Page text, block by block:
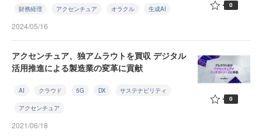
財務経理 アクセンチュア オラクル 生成AI
2024/05/16
0
アクセンチュア、独アムラウトを買収 デジタル
活用推進による製造業の変革に貢献
AI クラウド 5G DX サステナビリティ
アクセンチュア
2021/06/18
0